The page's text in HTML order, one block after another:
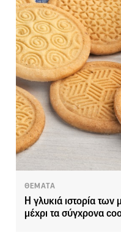
ΘΕΜΑΤΑ
Η γλυκιά ιστορία
μέχρι τα σύγχρονα